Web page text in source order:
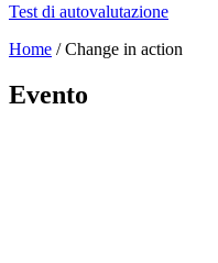
Test di autovalutazione
Home /Change in action
Evento